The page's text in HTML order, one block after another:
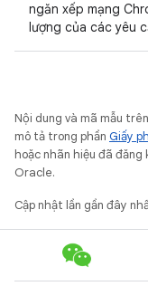
ngăn xếp mạng
lượng của các yêu
Nội dung và mã mẫu
mô tả trong phần Giấy
hoặc nhãn hiệu đã
Oracle.
Cập nhật lần gần đây